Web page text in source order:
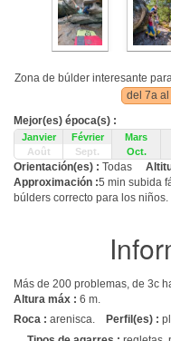
Zona de búlder interesante
del 7a al
Mejor(es) época(s) :
Janvier Février Mars
Août
Sept. Oct.
Orientación(es) : Todas
Approximación :5 min subida
búlders correcto para los niños.
Más de 200 problemas, de 3c
Altura máx : 6 m.
Roca : arenisca. Perfil(es) :